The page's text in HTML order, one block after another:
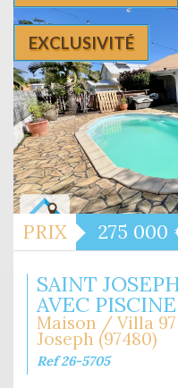
EXCLUSIVITÉ
PRIX 275 000
SAINT
AVEC
Maison / Villa
Joseph (97480)
Ref 26-5705